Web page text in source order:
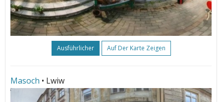
Ausführlicher Auf Der Karte Zeigen
Masoch • Lwiw